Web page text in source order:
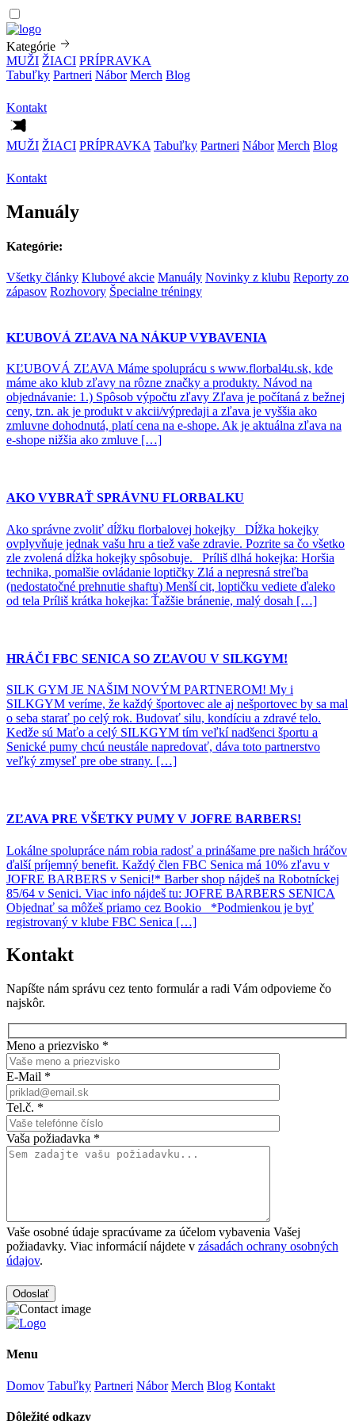
Kategórie
MUŽI ŽIACI PRÍPRAVKA
Tabuľky Partneri Nábor Merch Blog
Kontakt
MUŽI ŽIACI PRÍPRAVKA Tabuľky Partneri Nábor Merch Blog
Kontakt
Manuály
Kategórie:
Všetky články Klubové akcie Manuály Novinky z klubu Reporty zo
zápasov Rozhovory Špecialne tréningy
KĽUBOVÁ ZĽAVA NA NÁKUP VYBAVENIA
KĽUBOVÁ ZĽAVA Máme spoluprácu s www.florbal4u.sk, kde
máme ako klub zľavy na rôzne značky a produkty. Návod na
objednávanie: 1.) Spôsob výpočtu zľavy Zľava je počítaná z bežnej
ceny, tzn. ak je produkt v akcii/výpredaji a zľava je vyššia ako
zmluvne dohodnutá, platí cena na e-shope. Ak je aktuálna zľava na
e-shope nižšia ako zmluve […]
AKO VYBRAŤ SPRÁVNU FLORBALKU
Ako správne zvoliť dĺžku florbalovej hokejky Dĺžka hokejky
ovplyvňuje jednak vašu hru a tiež vaše zdravie. Pozrite sa čo všetko
zle zvolená dĺžka hokejky spôsobuje. Príliš dlhá hokejka: Horšia
technika, pomalšie ovládanie loptičky Zlá a nepresná streľba
(nedostatočné prehnutie shaftu) Menší cit, loptičku vediete ďaleko
od tela Príliš krátka hokejka: Ťažšie bránenie, malý dosah […]
HRÁČI FBC SENICA SO ZĽAVOU V SILKGYM!
SILK GYM JE NAŠIM NOVÝM PARTNEROM! My i
SILKGYM veríme, že každý športovec ale aj nešportovec by sa mal
o seba starať po celý rok. Budovať silu, kondíciu a zdravé telo.
Kedže sú Maťo a celý SILKGYM tím veľkí nadšenci športu a
Senické pumy chcú neustále napredovať, dáva toto partnerstvo
veľký zmyseľ pre obe strany. […]
ZĽAVA PRE VŠETKY PUMY V JOFRE BARBERS!
Lokálne spolupráce nám robia radosť a prinášame pre našich hráčov
ďalší príjemný benefit. Každý člen FBC Senica má 10% zľavu v
JOFRE BARBERS v Senici!* Barber shop nájdeš na Robotníckej
85/64 v Senici. Viac info nájdeš tu: JOFRE BARBERS SENICA
Objednať sa môžeš priamo cez Bookio *Podmienkou je byť
registrovaný v klube FBC Senica […]
Kontakt
Napíšte nám správu cez tento formulár a radi Vám odpovieme čo
najskôr.
Meno a priezvisko *
E-Mail *
Tel.č. *
Vaša požiadavka *
Vaše osobné údaje spracúvame za účelom vybavenia Vašej
požiadavky. Viac informácií nájdete v zásadách ochrany osobných
údajov.
Menu
Domov Tabuľky Partneri Nábor Merch Blog Kontakt
Dôležité odkazy